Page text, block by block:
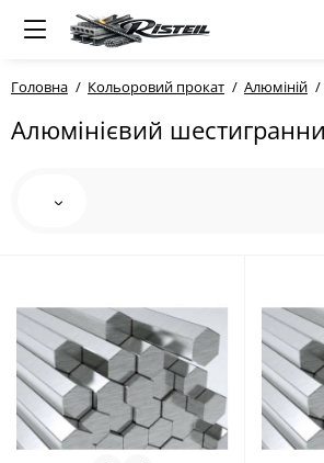
Головна Кольоровий прокат Алюміній
Алюмінієвий